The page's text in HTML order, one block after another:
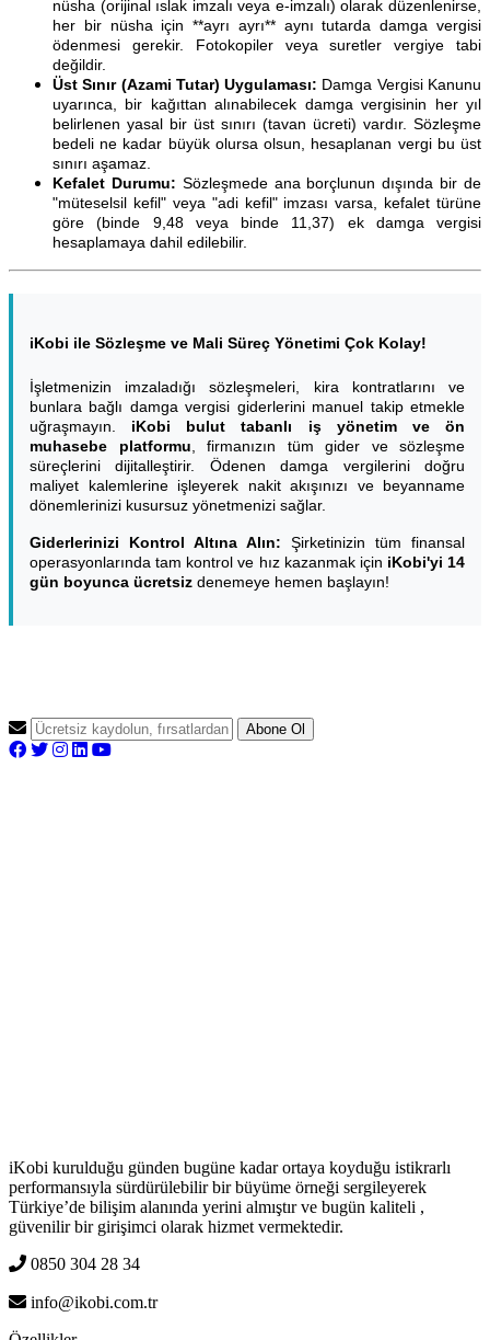
nüsha (orijinal ıslak imzalı veya e-imzalı) olarak düzenlenirse,
her bir nüsha için **ayrı ayrı** aynı tutarda damga vergisi
ödenmesi gerekir. Fotokopiler veya suretler vergiye tabi
değildir.
Üst Sınır (Azami Tutar) Uygulaması: Damga Vergisi Kanunu
uyarınca, bir kağıttan alınabilecek damga vergisinin her yıl
belirlenen yasal bir üst sınırı (tavan ücreti) vardır. Sözleşme
bedeli ne kadar büyük olursa olsun, hesaplanan vergi bu üst
sınırı aşamaz.
Kefalet Durumu: Sözleşmede ana borçlunun dışında bir de
"müteselsil kefil" veya "adi kefil" imzası varsa, kefalet türüne
göre (binde 9,48 veya binde 11,37) ek damga vergisi
hesaplamaya dahil edilebilir.
iKobi ile Sözleşme ve Mali Süreç Yönetimi Çok Kolay!
İşletmenizin imzaladığı sözleşmeleri, kira kontratlarını ve
bunlara bağlı damga vergisi giderlerini manuel takip etmekle
uğraşmayın. iKobi bulut tabanlı iş yönetim ve ön
muhasebe platformu , firmanızın tüm gider ve sözleşme
süreçlerini dijitalleştirir. Ödenen damga vergilerini doğru
maliyet kalemlerine işleyerek nakit akışınızı ve beyanname
dönemlerinizi kusursuz yönetmenizi sağlar.
Giderlerinizi Kontrol Altına Alın: Şirketinizin tüm finansal
operasyonlarında tam kontrol ve hız kazanmak için iKobi'yi 14
gün boyunca ücretsiz denemeye hemen başlayın!
Abone Ol
iKobi kurulduğu günden bugüne kadar ortaya koyduğu istikrarlı
performansıyla sürdürülebilir bir büyüme örneği sergileyerek
Türkiye’de bilişim alanında yerini almıştır ve bugün kaliteli ,
güvenilir bir girişimci olarak hizmet vermektedir.
0850 304 28 34
info@ikobi.com.tr